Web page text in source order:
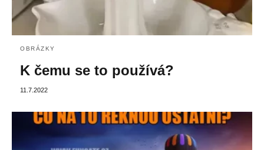
OBRÁZKY
K čemu se to používá?
11.7.2022